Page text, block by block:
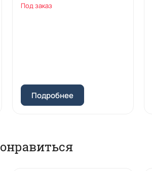
Под заказ
Подробнее